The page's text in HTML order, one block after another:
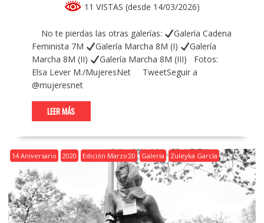
11 VISTAS (desde 14/03/2026)
No te pierdas las otras galerías:
Galería Cadena
Feminista 7M
Galería Marcha 8M (I)
Galería
Marcha 8M (II)
Galería Marcha 8M (III) Fotos:
Elsa Lever M./MujeresNet TweetSeguir a
@mujeresnet
LEER MÁS
14 Aniversario 2020 Edición Marzo'20 Galería Zuleyka García